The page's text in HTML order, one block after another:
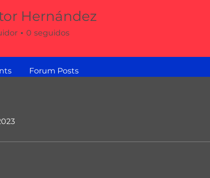
Hernández
0 seguidos
Forum Posts